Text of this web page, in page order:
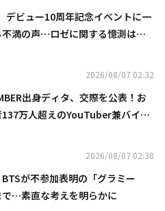
デビュー10周年記念イベントに一
満の声…ロゼに関する憶測は否
2026/08/07 02:32
出身ディタ、交際を公表！お
万人超えのYouTuber兼バイオ
2026/08/07 02:38
が不参加表明の「グラミー
で…素直な考えを明らかに